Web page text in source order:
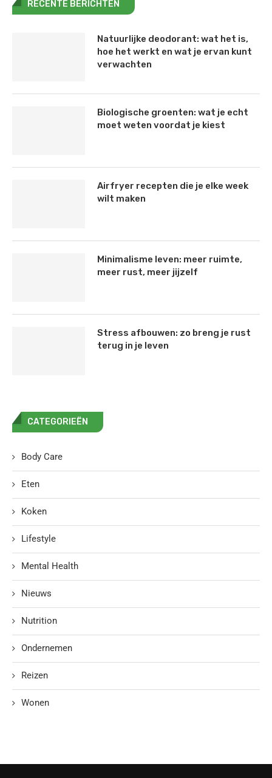
RECENTE BERICHTEN
Natuurlijke deodorant: wat het is,
hoe het werkt en wat je ervan kunt
verwachten
Biologische groenten: wat je echt
moet weten voordat je kiest
Airfryer recepten die je elke week
wilt maken
Minimalisme leven: meer ruimte,
meer rust, meer jijzelf
Stress afbouwen: zo breng je rust
terug in je leven
CATEGORIEËN
Body Care
Eten
Koken
Lifestyle
Mental Health
Nieuws
Nutrition
Ondernemen
Reizen
Wonen